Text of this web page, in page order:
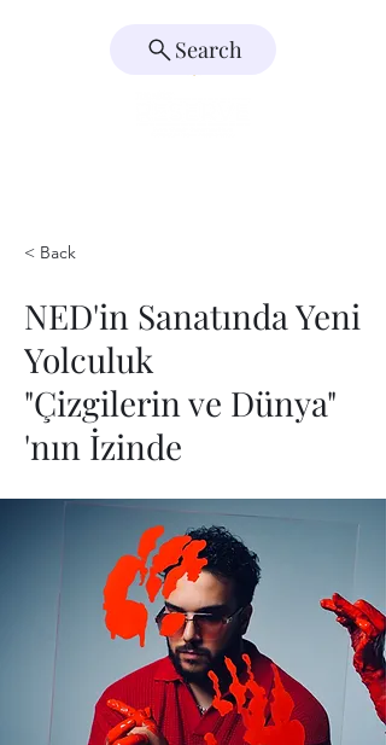
Search
< Back
NED'in Sanatında Yeni
Yolculuk
"Çizgilerin ve Dünya"
'nın İzinde